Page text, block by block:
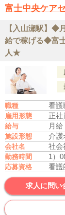
富士中央ケア
【入山瀬駅】◆
給で稼げる◆富
人★
職種 看護
雇用形態 正社
給与 月
施設形態 介護
会社名 社会
勤務時間 1）
応募資格 看護
求人に問い